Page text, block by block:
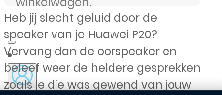
Heb jij slecht geluid door de
speaker van je Huawei P20?
Vervang dan de oorspeaker en
beleef weer de heldere gesprekken
zoals je die was gewend van jouw